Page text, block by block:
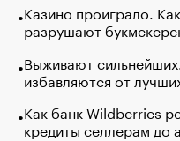
Казино проиграло.
разрушают
Выживают
избавляются от
Как банк Wildberries
кредиты селлерам до